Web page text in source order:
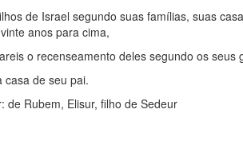
de Israel segundo suas famílias, suas
anos para cima,
o recenseamento deles segundo os seus
casa de seu pai.
de Rubem, Elisur, filho de Sedeur